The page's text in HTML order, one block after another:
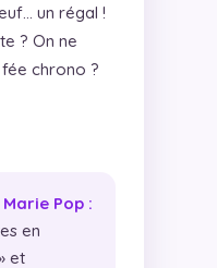
un régal !
? On ne
chrono ?
Pop :
en
et